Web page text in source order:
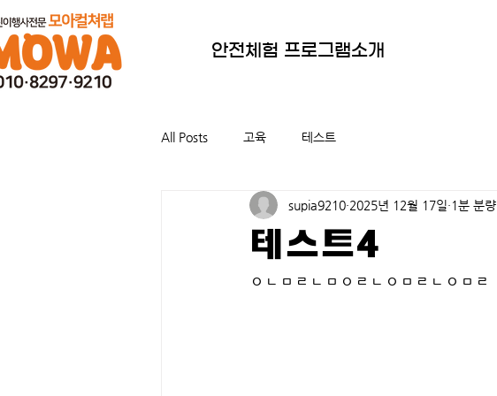
안전체험 프로그램소개
All Posts 고육 테스트
테스트4
supia9210 2025년 12월 17일 1분 분량
ㅇㄴㅁㄹㄴㅁㅇㄹㄴㅇㅁㄹㄴㅇㅁㄹ